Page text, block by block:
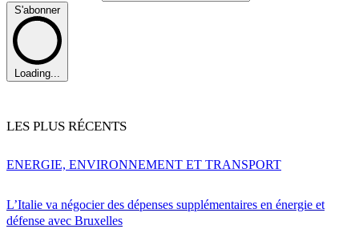
S'abonner
Loading...
LES PLUS RÉCENTS
L’Italie va négocier des dépenses supplémentaires en énergie et
défense avec Bruxelles
ENERGIE, ENVIRONNEMENT ET TRANSPORT